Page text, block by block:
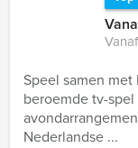
Speel samen
beroemde tv-
Nederlandse ...